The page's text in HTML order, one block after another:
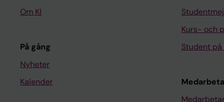
Om KI
På gång
Nyheter
Kalender
Kurs- och
Student på